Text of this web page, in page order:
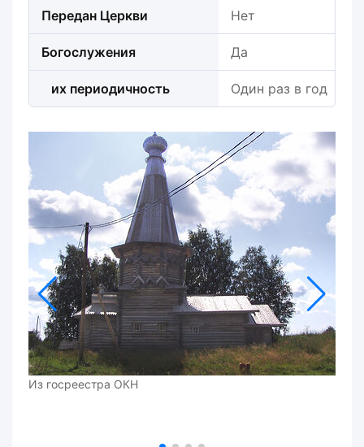
Передан Церкви Нет
Богослужения Да
их периодичность Один раз в год
Из госреестра ОКН